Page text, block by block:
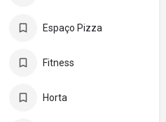
Espaço Pizza
Fitness
Horta